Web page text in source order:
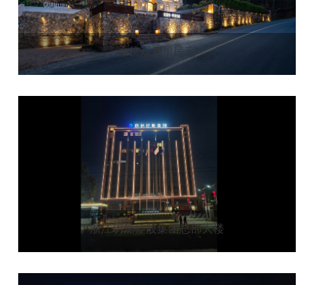
余杭观鹿里民宿
浙江玥然控股集团总部大楼